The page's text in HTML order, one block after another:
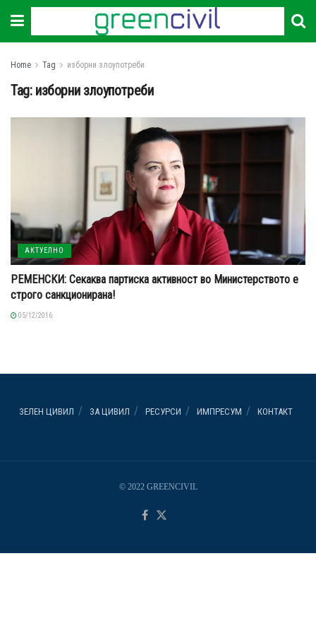
Home Tag изборни злоупотреби
Tag: изборни злоупотреби
АКТУЕЛНО
РЕМЕНСКИ: Секаква партиска активност во Министерството е
строго санкционирана!
05/12/2016
ЗЕЛЕН ЦИВИЛ ЗА ЦИВИЛ РЕСУРСИ ИМПРЕСУМ КОНТАКТ
© 2022 GREENCIVIL